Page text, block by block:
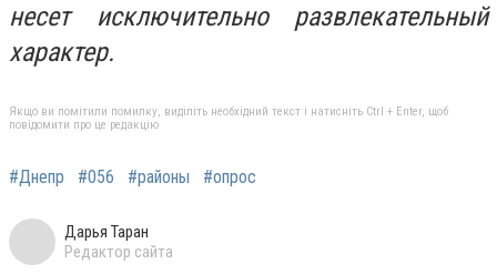
несет исключительно развлекательный
характер.
Якщо ви помітили помилку, виділіть необхідний текст і натисніть Ctrl + Enter, щоб
повідомити про це редакцію
#Днепр #056 #районы #опрос
Дарья Таран
Редактор сайта